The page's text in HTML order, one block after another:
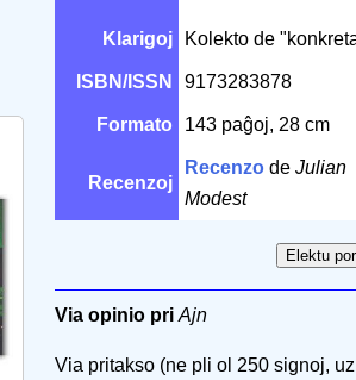
Klarigoj Kolekto de
ISBN/ISSN 9173283878
Formato 143 paĝoj, 28 cm
Recenzoj
Recenzo de Julian
Modest
Via opinio pri Ajn
Via pritakso (ne pli ol 250 signoj,